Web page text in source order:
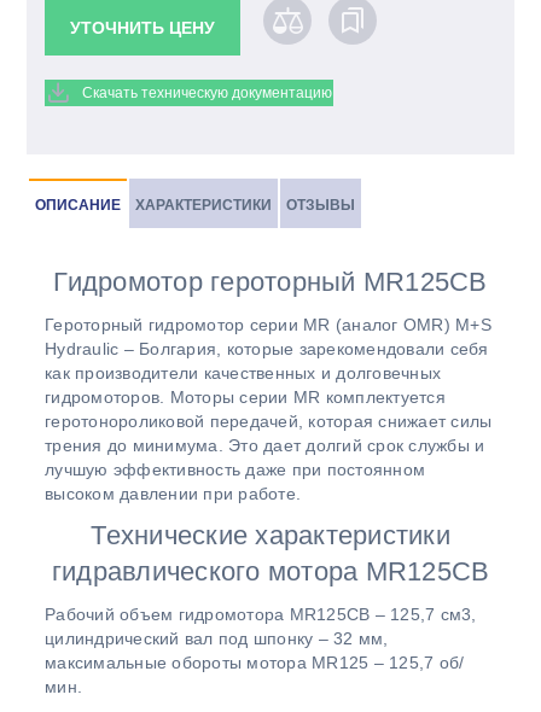
УТОЧНИТЬ ЦЕНУ
Скачать техническую документацию
ОПИСАНИЕ ХАРАКТЕРИСТИКИ ОТЗЫВЫ
Гидромотор героторный MR125CB
Героторный гидромотор серии МR (аналог OMR) M+S
Hydraulic – Болгария, которые зарекомендовали себя
как производители качественных и долговечных
гидромоторов. Моторы серии MR комплектуется
геротонороликовой передачей, которая снижает силы
трения до минимума. Это дает долгий срок службы и
лучшую эффективность даже при постоянном
высоком давлении при работе.
Технические характеристики
гидравлического мотора MR125СВ
Рабочий объем гидромотора MR125СВ – 125,7 см3,
цилиндрический вал под шпонку – 32 мм,
максимальные обороты мотора MR125 – 125,7 об/
мин.